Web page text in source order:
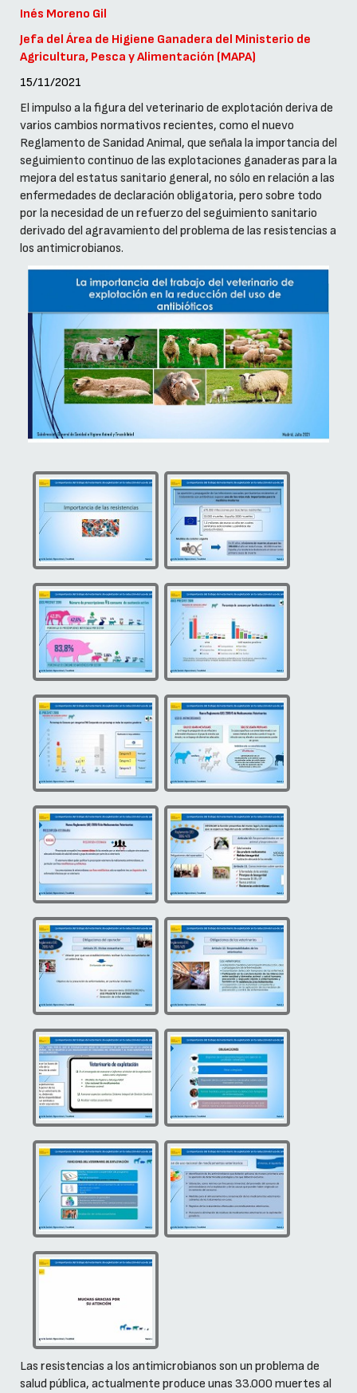
Inés Moreno Gil
Jefa del Área de Higiene Ganadera del Ministerio de
Agricultura, Pesca y Alimentación (MAPA)
15/11/2021
El impulso a la figura del veterinario de explotación deriva de
varios cambios normativos recientes, como el nuevo
Reglamento de Sanidad Animal, que señala la importancia del
seguimiento continuo de las explotaciones ganaderas para la
mejora del estatus sanitario general, no sólo en relación a las
enfermedades de declaración obligatoria, pero sobre todo
por la necesidad de un refuerzo del seguimiento sanitario
derivado del agravamiento del problema de las resistencias a
los antimicrobianos.
Las resistencias a los antimicrobianos son un problema de
salud pública, actualmente produce unas 33.000 muertes al